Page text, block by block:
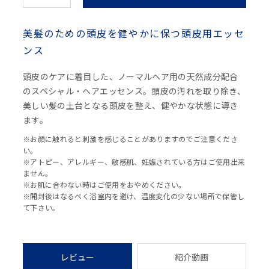
美髪のための頭皮を健やかに保つ頭皮用エッセ
ンス
頭皮のケアに着目した、ノーマルヘア用の天然成分配合
のスペシャル・ヘアエッセンス。頭皮の汚れを取り除き、
美しい髪の土台となる頭皮を整え、健やかな状態に導き
ます。
※お顔に触れると刺激を感じることがありますのでご注意くださ
い。
※アトピー、アレルギー、敏感肌、妊娠されている方はご使用出来
ません。
※お肌に合わない時はご使用をおやめください。
※開封後はなるべく浴室内を避け、温度変化の少ない場所で保管し
て下さい。
レビュー 紹介動画